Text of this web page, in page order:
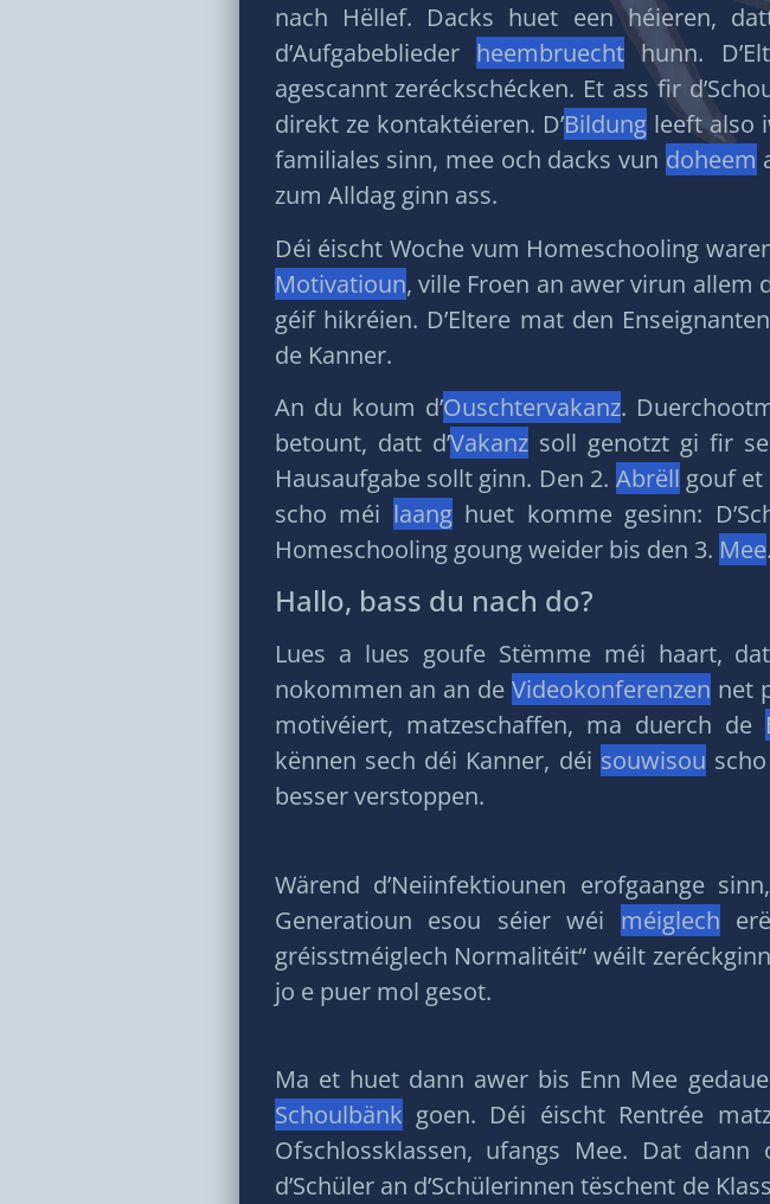
nach Hëllef. Dacks huet een héieren,
d’Aufgabeblieder heembruecht hunn.
agescannt zeréckschécken. Et ass fir
direkt ze kontaktéieren. D’Bildungleeft also
familiales sinn, mee och dacks vun doheem
zum Alldag ginn ass.
Déi éischt Woche vum Homeschooling
Motivatioun, ville Froen an awer virun allem
géif hikréien. D’Eltere mat den
de Kanner.
An du koum d’Ouschtervakanz.
betount, datt d’Vakanzsoll genotzt gi fir
Hausaufgabe sollt ginn. Den 2. Abrëll gouf et
scho méi laanghuet komme gesinn:
Homeschooling goung weider bis den 3. Mee.
Hallo, bass du nach do?
Lues a lues goufe Stëmme méi haart,
nokommen an an deVideokonferenzen net
motivéiert, matzeschaffen, ma duerch de
kënnen sech déi Kanner, déi souwisou
besser verstoppen.
Wärend d’Neiinfektiounen erofgaange
Generatioun esou séier wéi méiglech
gréisstméiglech Normalitéit“ wéilt
jo e puer mol gesot.
Ma et huet dann awer bis Enn Mee
Schoulbänk goen. Déi éischt Rentrée
Ofschlossklassen, ufangs Mee. Dat dann
d’Schüler an d’Schülerinnen tëschent de